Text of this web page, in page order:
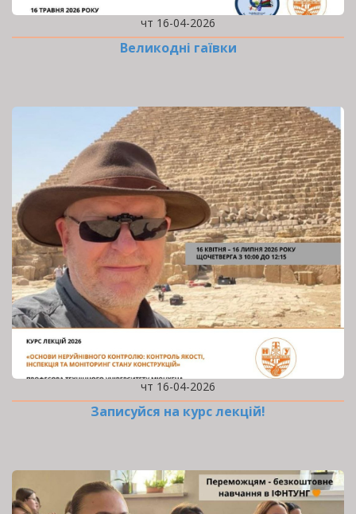
чт 16-04-2026
Великодні гаївки
чт 16-04-2026
Записуйся на курс лекцій!